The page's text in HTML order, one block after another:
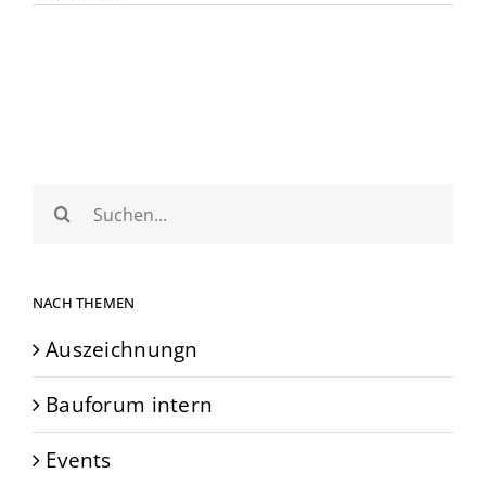
Suche
nach:
NACH THEMEN
Auszeichnungn
Bauforum intern
Events